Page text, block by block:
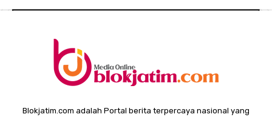
Blokjatim.com adalah Portal berita terpercaya nasional yang